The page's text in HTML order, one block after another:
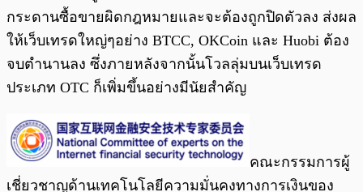
กระดานซื้อขายผิดกฎหมายและจะต้องถูกปิดตัวลง ส่งผล
ให้เว็บเทรดใหญ่ๆอย่าง BTCC, OKCoin และ Huobi ต้อง
จบตำนานลง ซึ่งภายหลังจากนั้นโวลลุ่มบนเว็บเทรด
ประเภท OTC ก็เพิ่มขึ้นอย่างมีนัยสำคัญ
คณะกรรมการผู้
เชี่ยวชาญด้านเทคโนโลยีความมั่นคงทางการเงินของ